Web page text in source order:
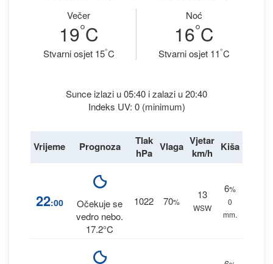
Večer
19°C
Stvarni osjet 15°C
Noć
16°C
Stvarni osjet 11°C
Sunce izlazi u 05:40 i zalazi u 20:40
Indeks UV: 0 (minimum)
Vrijeme Prognoza
Tlak
hPa Vlaga Vjetar
km/h
Kiša
22:00
Očekuje se
vedro nebo.
17.2°C
1022 70%
13
WSW
6%
0
mm.